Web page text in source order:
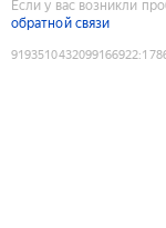
Если у вас возникли
обратной связи
9193510432099166922: